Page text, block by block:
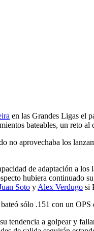
en las Grandes Ligas el
bateables, un reto
no aprovechaba los
de adaptación a
hubiera
Soto y Alex Verdugo si
sólo .151 con un
tendencia a golpear y